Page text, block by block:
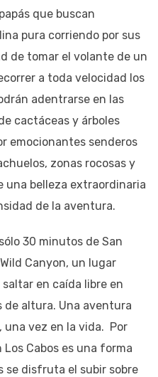
que buscan
pura corriendo por sus
de tomar el volante de un
a toda velocidad los
adentrarse en las
cactáceas y árboles
emocionantes senderos
zonas rocosas y
una belleza extraordinaria
de la aventura.
30 minutos de San
Canyon, un lugar
en caída libre en
de altura. Una aventura
una vez en la vida. Por
Cabos es una forma
se disfruta el subir sobre